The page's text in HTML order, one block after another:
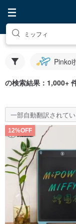
ミッフィ
Pinkoi
の検索結果：1,000+
一部自動翻訳されて
12%OFF